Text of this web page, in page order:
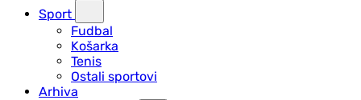
Sport
Fudbal
Košarka
Tenis
Ostali sportovi
Arhiva